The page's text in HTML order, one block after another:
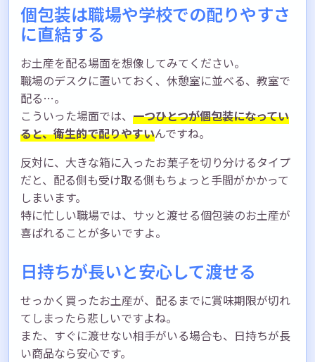
個包装は職場や学校での配りやすさ
に直結する
お土産を配る場面を想像してみてください。
職場のデスクに置いておく、休憩室に並べる、教室で
配る…。
こういった場面では、 一つひとつが個包装になってい
ると、衛生的で配りやすいんですね。
反対に、大きな箱に入ったお菓子を切り分けるタイプ
だと、配る側も受け取る側もちょっと手間がかかって
しまいます。
特に忙しい職場では、サッと渡せる個包装のお土産が
喜ばれることが多いですよ。
日持ちが長いと安心して渡せる
せっかく買ったお土産が、配るまでに賞味期限が切れ
てしまったら悲しいですよね。
また、すぐに渡せない相手がいる場合も、日持ちが長
い商品なら安心です。